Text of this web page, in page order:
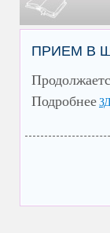
ПРИЕМ В
Подробнее